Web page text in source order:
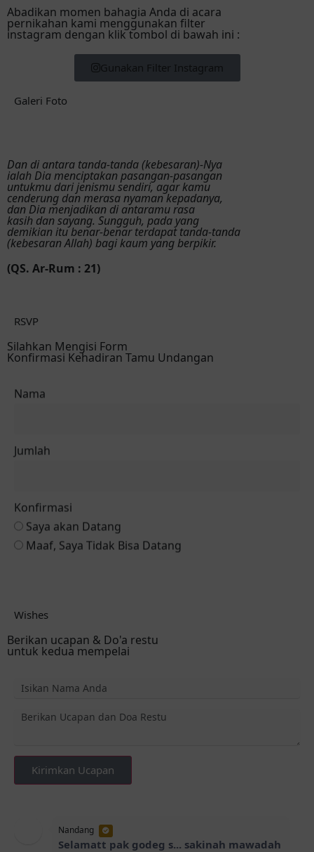
Abadikan momen bahagia Anda di acara
pernikahan kami menggunakan filter
instagram dengan klik tombol di bawah ini :
Gunakan Filter Instagram
Galeri Foto
Dan di antara tanda-tanda (kebesaran)-Nya
ialah Dia menciptakan pasangan-pasangan
untukmu dari jenismu sendiri, agar kamu
cenderung dan merasa nyaman kepadanya,
dan Dia menjadikan di antaramu rasa
kasih dan sayang. Sungguh, pada yang
demikian itu benar-benar terdapat tanda-tanda
(kebesaran Allah) bagi kaum yang berpikir.
(QS. Ar-Rum : 21)
RSVP
Silahkan Mengisi Form
Konfirmasi Kehadiran Tamu Undangan
Nama
Jumlah
Konfirmasi
Saya akan Datang
Maaf, Saya Tidak Bisa Datang
Wishes
Berikan ucapan & Do'a restu
untuk kedua mempelai
Kirimkan Ucapan
Nandang
Selamatt pak godeg s... sakinah mawadah